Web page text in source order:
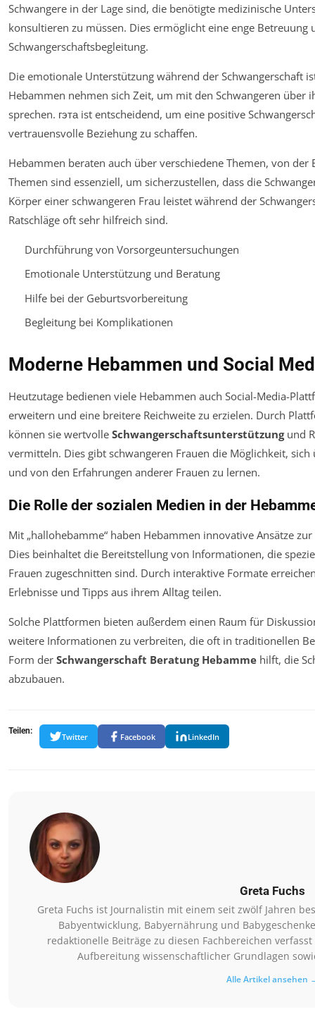
Schwangere in der Lage sind, die benötigte medizinische
konsultieren zu müssen. Dies ermöglicht eine enge
Schwangerschaftsbegleitung.
Die emotionale Unterstützung während der Schwangerschaft
Hebammen nehmen sich Zeit, um mit den Schwangeren über
sprechen. гэта ist entscheidend, um eine positive
vertrauensvolle Beziehung zu schaffen.
Hebammen beraten auch über verschiedene Themen, von
Themen sind essenziell, um sicherzustellen, dass die
Körper einer schwangeren Frau leistet während der
Ratschläge oft sehr hilfreich sind.
Durchführung von Vorsorgeuntersuchungen
Emotionale Unterstützung und Beratung
Hilfe bei der Geburtsvorbereitung
Begleitung bei Komplikationen
Moderne Hebammen und Social
Heutzutage bedienen viele Hebammen auch Social-Media-
erweitern und eine breitere Reichweite zu erzielen. Durch
können sie wertvolle Schwangerschaftsunterstützungund
vermitteln. Dies gibt schwangeren Frauen die Möglichkeit,
und von den Erfahrungen anderer Frauen zu lernen.
Die Rolle der sozialen Medien in der
Mit „hallohebamme“ haben Hebammen innovative Ansätze zur
Dies beinhaltet die Bereitstellung von Informationen, die
Frauen zugeschnitten sind. Durch interaktive Formate
Erlebnisse und Tipps aus ihrem Alltag teilen.
Solche Plattformen bieten außerdem einen Raum für
weitere Informationen zu verbreiten, die oft in traditionellen
Form der Schwangerschaft Beratung Hebamme hilft, die
abzubauen.
Teilen:
Twitter Facebook LinkedIn
Greta Fuchs
Greta Fuchs ist Journalistin mit einem seit zwölf Jahren
Babyentwicklung, Babyernährung und
redaktionelle Beiträge zu diesen Fachbereichen
Aufbereitung wissenschaftlicher Grundlagen
Alle Artikel ansehen